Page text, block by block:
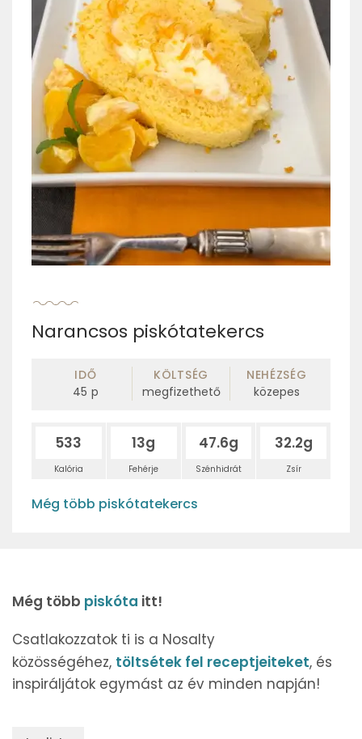
Narancsos piskótatekercs
IDŐ
45 p
KÖLTSÉG
megfizethető
NEHÉZSÉG
közepes
533
Kalória
13g
Fehérje
47.6g
Szénhidrát
32.2g
Zsír
Még több piskótatekercs
Még több piskóta itt!
Csatlakozzatok ti is a Nosalty
közösségéhez, töltsétek fel receptjeiteket, és
inspiráljátok egymást az év minden napján!